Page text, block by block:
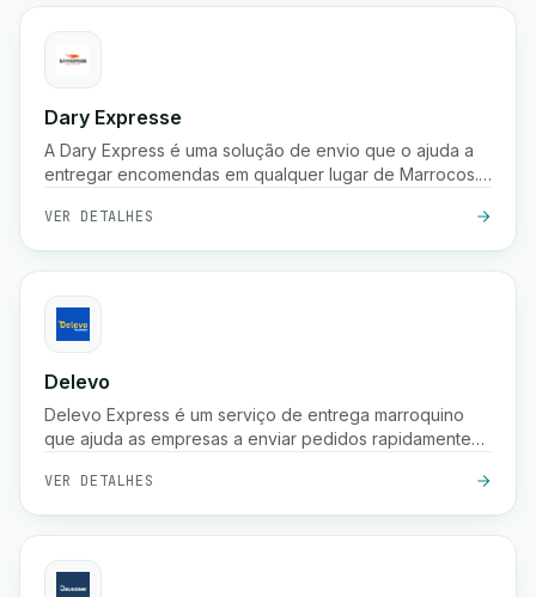
Dary Expresse
A Dary Express é uma solução de envio que o ajuda a
entregar encomendas em qualquer lugar de Marrocos.
facilmente a sua loja e proporciona muitos benefícios
adicionais.
VER DETALHES
Delevo
Delevo Express é um serviço de entrega marroquino
que ajuda as empresas a enviar pedidos rapidamente
expedição rápida e logística fiável de última milha para
garantir que as encomendas chegam aos clientes a
tempo.
VER DETALHES